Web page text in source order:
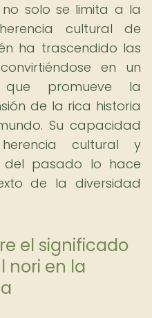
solo se limita a la
cultural de
ha trascendido las
en un
promueve la
de la rica historia
Su capacidad
cultural y
del pasado lo hace
de la diversidad
el significado
nori en la